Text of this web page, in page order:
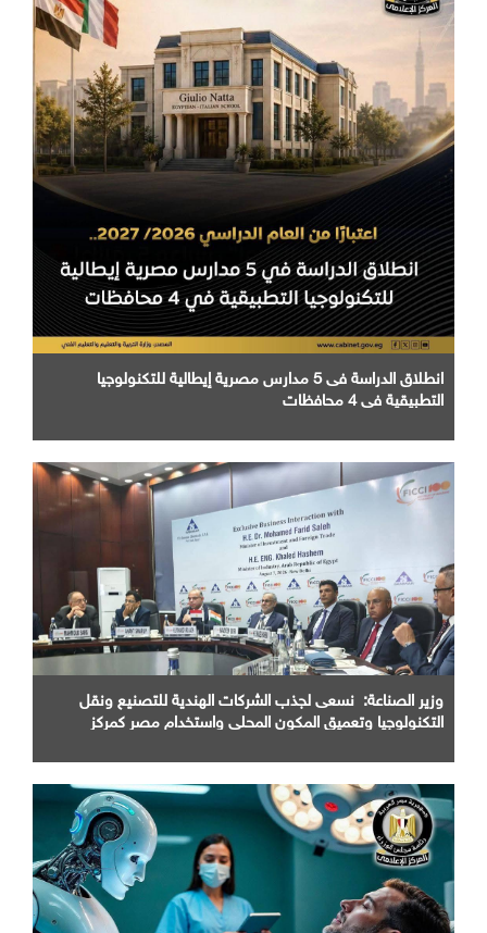
انطلاق الدراسة فى 5 مدارس مصرية إيطالية للتكنولوجيا
التطبيقية في 4 محافظات
وزير الصناعة: نسعى لجذب الشركات الهندية للتصنيع ونقل
التكنولوجيا وتعميق المكون المحلي واستخدام مصر كمركز